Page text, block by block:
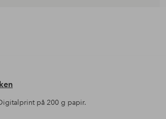
på 200 g papir.